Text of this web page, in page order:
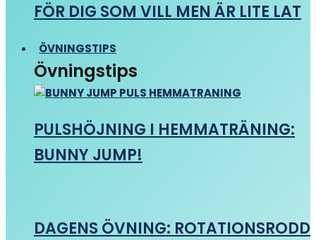
FÖR DIG SOM VILL MEN ÄR LITE LAT
ÖVNINGSTIPS
Övningstips
PULSHÖJNING I HEMMATRÄNING:
BUNNY JUMP!
DAGENS ÖVNING: ROTATIONSRODD